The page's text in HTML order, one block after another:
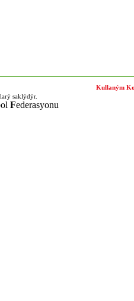
saklýdýr.
Federasyonu
Kullaným